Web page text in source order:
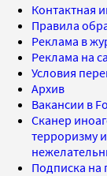
Контактная
Правила
Реклама в
Реклама на
Условия
Архив
Вакансии в
Сканер
терроризму
Подписка на